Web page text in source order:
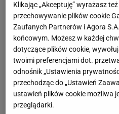
Klikając „Akceptuję” wyrażasz
przechowywanie plików cookie
Zaufanych Partnerów i Agora
końcowym. Możesz w każdej
dotyczące plików cookie,
twoimi preferencjami dot.
odnośnik „Ustawienia
przechodząc do „Ustawień
ustawień plików cookie możliwa
przeglądarki.